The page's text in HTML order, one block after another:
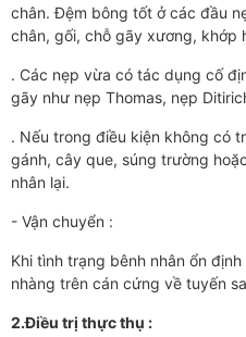
chân. Đệm bông tốt ở các đầu
chân, gối, chỗ gãy xương, khớp
. Các nẹp vừa có tác dụng cố
gãy như nẹp Thomas, nẹp
. Nếu trong điều kiện không có
gánh, cây que, súng trường
nhân lại.
- Vận chuyển :
Khi tình trạng bênh nhân ổn
nhàng trên cán cứng về tuyến
2.Điều trị thực thụ :